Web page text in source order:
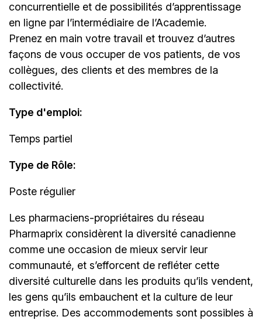
concurrentielle et de possibilités d’apprentissage
en ligne par l’intermédiaire de l’Academie.
Prenez en main votre travail et trouvez d’autres
façons de vous occuper de vos patients, de vos
collègues, des clients et des membres de la
collectivité.
Type d'emploi:
Temps partiel
Type de Rôle:
Poste régulier
Les pharmaciens-propriétaires du réseau
Pharmaprix considèrent la diversité canadienne
comme une occasion de mieux servir leur
communauté, et s’efforcent de refléter cette
diversité culturelle dans les produits qu’ils vendent,
les gens qu’ils embauchent et la culture de leur
entreprise. Des accommodements sont possibles à